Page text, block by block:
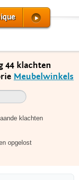
44 klachten
Meubelwinkels
klachten
opgelost